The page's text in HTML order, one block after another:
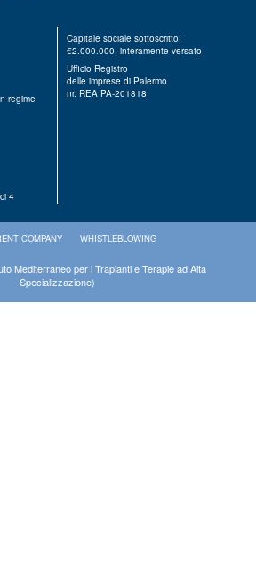
regime
4
Capitale sociale sottoscritto:
€2.000.000, interamente versato
Ufficio Registro
delle imprese di Palermo
nr. REA PA-201818
COMPANY WHISTLEBLOWING
Mediterraneo per i Trapianti e Terapie ad Alta
Specializzazione)